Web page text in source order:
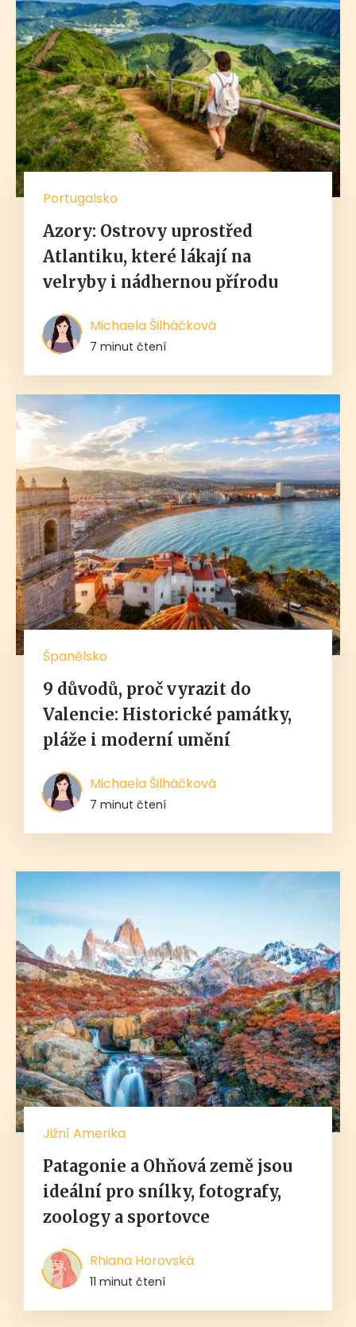
Portugalsko
Azory: Ostrovy uprostřed
Atlantiku, které lákají na
velryby i nádhernou přírodu
Michaela Šilháčková
7 minut čtení
Španělsko
9 důvodů, proč vyrazit do
Valencie: Historické památky,
pláže i moderní umění
Michaela Šilháčková
7 minut čtení
Jižní Amerika
Patagonie a Ohňová země jsou
ideální pro snílky, fotografy,
zoology a sportovce
Rhiana Horovská
11 minut čtení